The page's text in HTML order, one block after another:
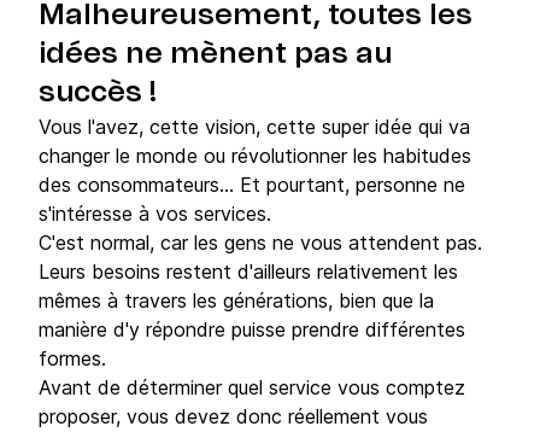
Malheureusement, toutes les
idées ne mènent pas au
succès !
Vous l'avez, cette vision, cette super idée qui va
changer le monde ou révolutionner les habitudes
des consommateurs... Et pourtant, personne ne
s'intéresse à vos services.
C'est normal, car les gens ne vous attendent pas.
Leurs besoins restent d'ailleurs relativement les
mêmes à travers les générations, bien que la
manière d'y répondre puisse prendre différentes
formes.
Avant de déterminer quel service vous comptez
proposer, vous devez donc réellement vous